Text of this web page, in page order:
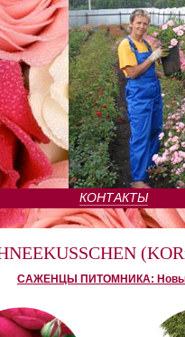
КОНТАКТЫ
САЖЕНЦЫ ПИТОМНИКА: